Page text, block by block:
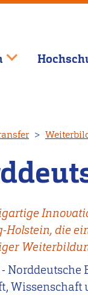
Holstein, die
-
Wissenschaft